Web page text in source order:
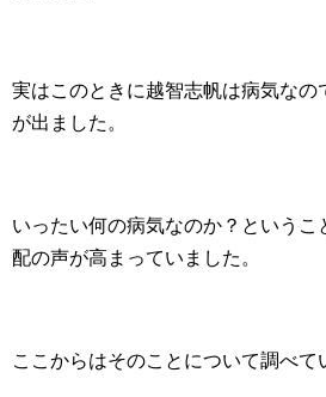
実はこのときに越智志帆は病気なの
が出ました。
いったい何の病気なのか？というこ
配の声が高まっていました。
ここからはそのことについて調べて